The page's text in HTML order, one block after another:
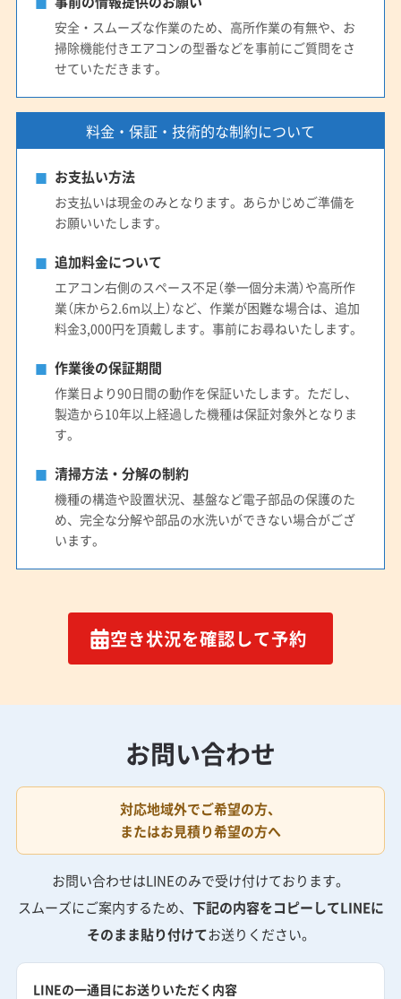
安全・スムーズな作業のため、高所作業の有無や、お
掃除機能付きエアコンの型番などを事前にご質問をさ
せていただきます。
料金・保証・技術的な制約について
お支払い方法
お支払いは現金のみとなります。あらかじめご準備を
お願いいたします。
追加料金について
エアコン右側のスペース不足（拳一個分未満）や高所作
業（床から2.6m以上）など、作業が困難な場合は、追加
料金3,000円を頂戴します。事前にお尋ねいたします。
作業後の保証期間
作業日より90日間の動作を保証いたします。ただし、
製造から10年以上経過した機種は保証対象外となりま
す。
清掃方法・分解の制約
機種の構造や設置状況、基盤など電子部品の保護のた
め、完全な分解や部品の水洗いができない場合がござ
います。
空き状況を確認して予約
お問い合わせ
対応地域外でご希望の方、
またはお見積り希望の方へ
お問い合わせはLINEのみで受け付けております。
スムーズにご案内するため、 下記の内容をコピーしてLINEに
そのまま貼り付けてお送りください。
LINEの一通目にお送りいただく内容